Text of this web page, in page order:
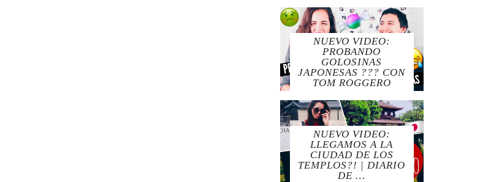
NUEVO VIDEO:
PROBANDO
GOLOSINAS
JAPONESAS ??? CON
TOM ROGGERO
NUEVO VIDEO:
LLEGAMOS A LA
CIUDAD DE LOS
TEMPLOS?! | DIARIO
DE …